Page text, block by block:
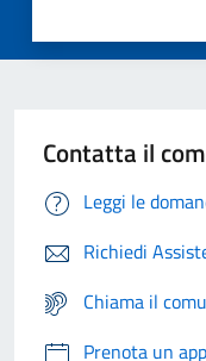
Contatta il
Leggi le
Richiedi
Chiama il
Prenota un